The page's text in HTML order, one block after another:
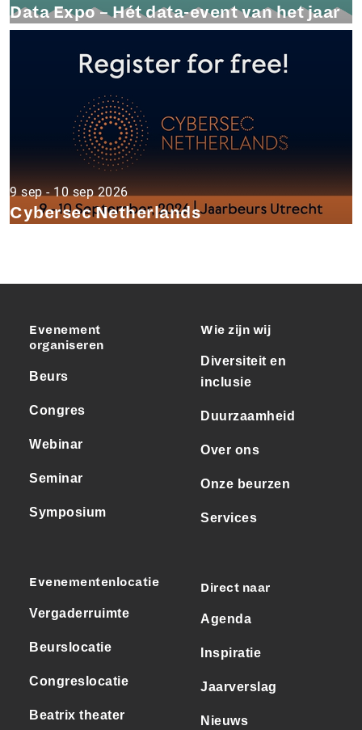
Data Expo – Hét data-event van het jaar
9 sep - 10 sep 2026
Cybersec Netherlands
Evenement
organiseren
Beurs
Congres
Webinar
Seminar
Symposium
Evenementenlocatie
Vergaderruimte
Beurslocatie
Congreslocatie
Beatrix theater
Wie zijn wij
Diversiteit en
inclusie
Duurzaamheid
Over ons
Onze beurzen
Services
Direct naar
Agenda
Inspiratie
Jaarverslag
Nieuws